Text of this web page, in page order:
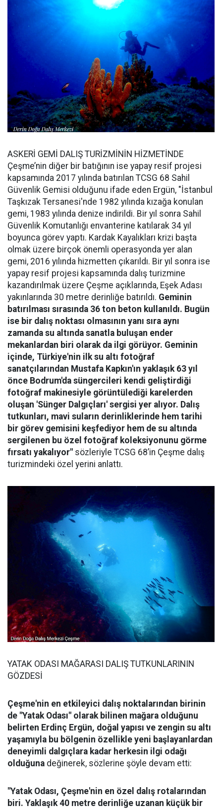
ASKERİ GEMİ DALIŞ TURİZMİNİN HİZMETİNDE
Çeşme’nin diğer bir batığının ise yapay resif projesi
kapsamında 2017 yılında batırılan TCSG 68 Sahil
Güvenlik Gemisi olduğunu ifade eden Ergün, "İstanbul
Taşkızak Tersanesi'nde 1982 yılında kızağa konulan
gemi, 1983 yılında denize indirildi. Bir yıl sonra Sahil
Güvenlik Komutanlığı envanterine katılarak 34 yıl
boyunca görev yaptı. Kardak Kayalıkları krizi başta
olmak üzere birçok önemli operasyonda yer alan
gemi, 2016 yılında hizmetten çıkarıldı. Bir yıl sonra ise
yapay resif projesi kapsamında dalış turizmine
kazandırılmak üzere Çeşme açıklarında, Eşek Adası
yakınlarında 30 metre derinliğe batırıldı. Geminin
batırılması sırasında 36 ton beton kullanıldı. Bugün
ise bir dalış noktası olmasının yanı sıra aynı
zamanda su altında sanatla buluşan ender
mekanlardan biri olarak da ilgi görüyor. Geminin
içinde, Türkiye'nin ilk su altı fotoğraf
sanatçılarından Mustafa Kapkın'ın yaklaşık 63 yıl
önce Bodrum'da süngercileri kendi geliştirdiği
fotoğraf makinesiyle görüntülediği karelerden
oluşan 'Sünger Dalgıçları' sergisi yer alıyor. Dalış
tutkunları, mavi suların derinliklerinde hem tarihi
bir görev gemisini keşfediyor hem de su altında
sergilenen bu özel fotoğraf koleksiyonunu görme
fırsatı yakalıyor" sözleriyle TCSG 68’in Çeşme dalış
turizmindeki özel yerini anlattı.
YATAK ODASI MAĞARASI DALIŞ TUTKUNLARININ
GÖZDESİ
Çeşme'nin en etkileyici dalış noktalarından birinin
de "Yatak Odası" olarak bilinen mağara olduğunu
belirten Erdinç Ergün, doğal yapısı ve zengin su altı
yaşamıyla bu bölgenin özellikle yeni başlayanlardan
deneyimli dalgıçlara kadar herkesin ilgi odağı
olduğuna değinerek, sözlerine şöyle devam etti:
"Yatak Odası, Çeşme'nin en özel dalış rotalarından
biri. Yaklaşık 40 metre derinliğe uzanan küçük bir